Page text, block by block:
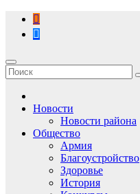
Перейти
содержимому
Новости
Новости района
Общество
Армия
Благоустройство
Здоровье
История